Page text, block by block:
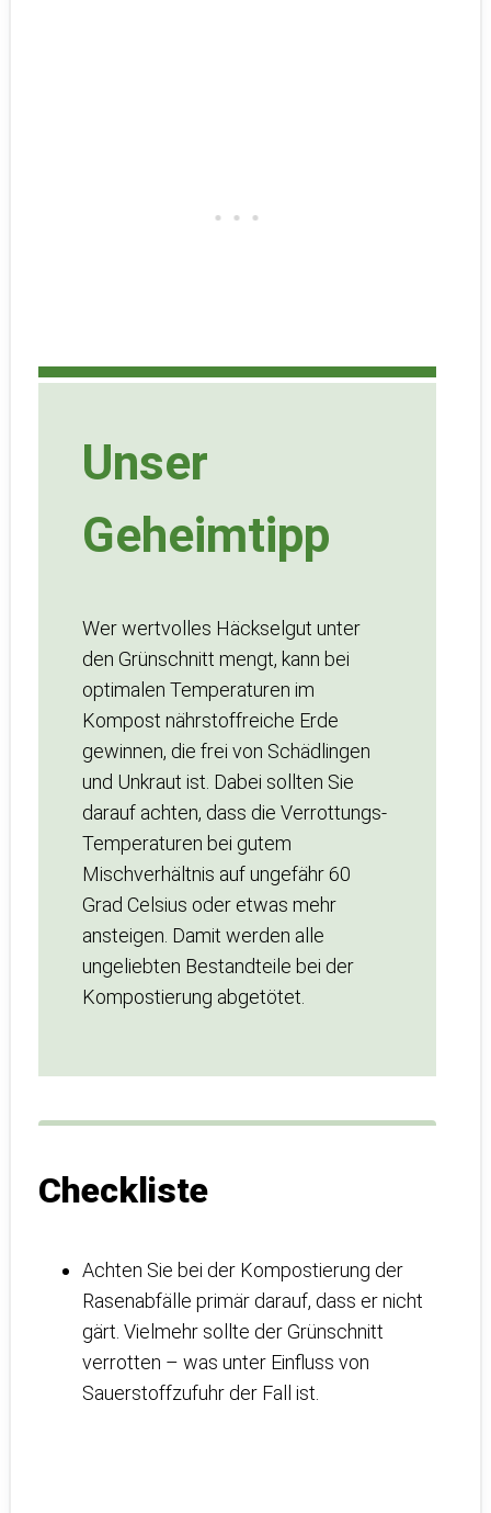
Unser
Geheimtipp
Wer wertvolles Häckselgut unter
den Grünschnitt mengt, kann bei
optimalen Temperaturen im
Kompost nährstoffreiche Erde
gewinnen, die frei von Schädlingen
und Unkraut ist. Dabei sollten Sie
darauf achten, dass die Verrottungs-
Temperaturen bei gutem
Mischverhältnis auf ungefähr 60
Grad Celsius oder etwas mehr
ansteigen. Damit werden alle
ungeliebten Bestandteile bei der
Kompostierung abgetötet.
Checkliste
Achten Sie bei der Kompostierung der
Rasenabfälle primär darauf, dass er nicht
gärt. Vielmehr sollte der Grünschnitt
verrotten – was unter Einfluss von
Sauerstoffzufuhr der Fall ist.